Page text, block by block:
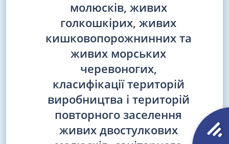
молюсків, живих
голкошкірих, живих
кишковопорожнинних та
живих морських
черевоногих,
класифікації територій
виробництва і територій
повторного заселення
живих двостулкових